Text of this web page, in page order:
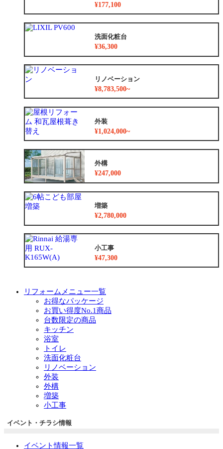
¥177,100
洗面化粧台
¥36,300
リノベーション
¥8,783,500~
外装
¥1,024,000~
外構
¥247,000
増築
¥2,780,000
小工事
¥47,300
リフォームメニュー一覧
お得なパッケージ
お買い得度No.1商品
台数限定の商品
キッチン
浴室
トイレ
洗面化粧台
リノベーション
外装
外構
増築
小工事
イベント・チラシ情報
イベント情報一覧